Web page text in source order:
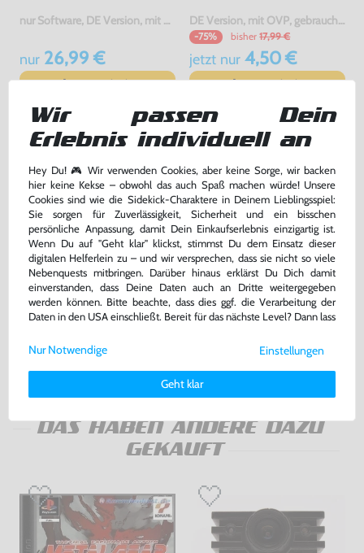
nur Software, DE Version, mit OVP, gebraucht
nur26,99 €
Warenkorb
DE Version, mit OVP, gebraucht, USK18
-75% bisher 17,99 €
jetzt nur4,50 €
Warenkorb
Konsole Super Slim 500GB
#schwarz + Original Controller
gebraucht
nur169,99 €
Warenkorb
FIFA 09
DE Version, mit OVP, gebraucht
1,59 €
Warenkorb
DAS HABEN ANDERE DAZU
GEKAUFT
Wir passen Dein
Erlebnis individuell an
Hey Du! 🎮 Wir verwenden Cookies, aber keine Sorge, wir backen
hier keine Kekse – obwohl das auch Spaß machen würde! Unsere
Cookies sind wie die Sidekick-Charaktere in Deinem Lieblingsspiel:
Sie sorgen für Zuverlässigkeit, Sicherheit und ein bisschen
persönliche Anpassung, damit Dein Einkaufserlebnis einzigartig ist.
Wenn Du auf "Geht klar" klickst, stimmst Du dem Einsatz dieser
digitalen Helferlein zu – und wir versprechen, dass sie nicht so viele
Nebenquests mitbringen. Darüber hinaus erklärst Du Dich damit
einverstanden, dass Deine Daten auch an Dritte weitergegeben
werden können. Bitte beachte, dass dies ggf. die Verarbeitung der
Daten in den USA einschließt. Bereit für das nächste Level? Dann lass
Weitere Informationen zu den von uns verwendeten Cookies und
Deinen Rechten als Nutzer findest Du in unsererDaten­schutz­
Impressum.
Einstellungen
Geht klar
Nur Notwendige